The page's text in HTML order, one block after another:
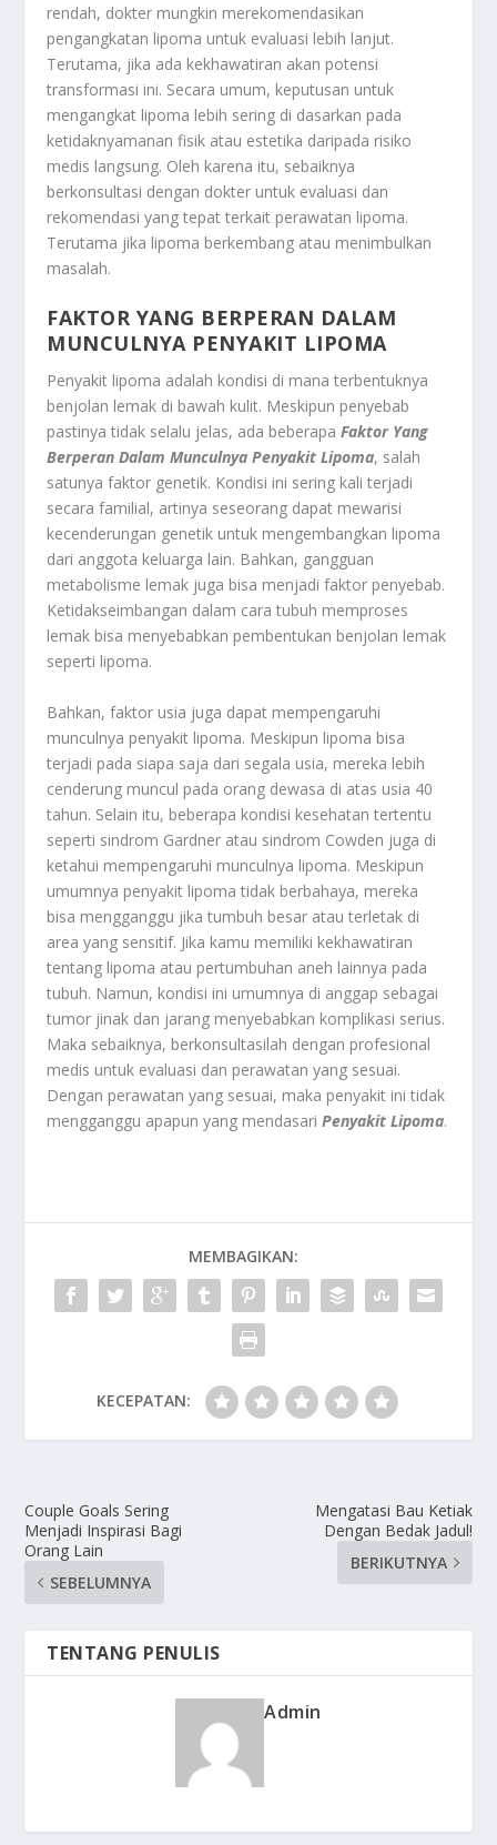
rendah, dokter mungkin merekomendasikan
pengangkatan lipoma untuk evaluasi lebih lanjut.
Terutama, jika ada kekhawatiran akan potensi
transformasi ini. Secara umum, keputusan untuk
mengangkat lipoma lebih sering di dasarkan pada
ketidaknyamanan fisik atau estetika daripada risiko
medis langsung. Oleh karena itu, sebaiknya
berkonsultasi dengan dokter untuk evaluasi dan
rekomendasi yang tepat terkait perawatan lipoma.
Terutama jika lipoma berkembang atau menimbulkan
masalah.
FAKTOR YANG BERPERAN DALAM
MUNCULNYA PENYAKIT LIPOMA
Penyakit lipoma adalah kondisi di mana terbentuknya
benjolan lemak di bawah kulit. Meskipun penyebab
pastinya tidak selalu jelas, ada beberapaFaktor Yang
Berperan Dalam Munculnya Penyakit Lipoma, salah
satunya faktor genetik. Kondisi ini sering kali terjadi
secara familial, artinya seseorang dapat mewarisi
kecenderungan genetik untuk mengembangkan lipoma
dari anggota keluarga lain. Bahkan, gangguan
metabolisme lemak juga bisa menjadi faktor penyebab.
Ketidakseimbangan dalam cara tubuh memproses
lemak bisa menyebabkan pembentukan benjolan lemak
seperti lipoma.
Bahkan, faktor usia juga dapat mempengaruhi
munculnya penyakit lipoma. Meskipun lipoma bisa
terjadi pada siapa saja dari segala usia, mereka lebih
cenderung muncul pada orang dewasa di atas usia 40
tahun. Selain itu, beberapa kondisi kesehatan tertentu
seperti sindrom Gardner atau sindrom Cowden juga di
ketahui mempengaruhi munculnya lipoma. Meskipun
umumnya penyakit lipoma tidak berbahaya, mereka
bisa mengganggu jika tumbuh besar atau terletak di
area yang sensitif. Jika kamu memiliki kekhawatiran
tentang lipoma atau pertumbuhan aneh lainnya pada
tubuh. Namun, kondisi ini umumnya di anggap sebagai
tumor jinak dan jarang menyebabkan komplikasi serius.
Maka sebaiknya, berkonsultasilah dengan profesional
medis untuk evaluasi dan perawatan yang sesuai.
Dengan perawatan yang sesuai, maka penyakit ini tidak
mengganggu apapun yang mendasariPenyakit Lipoma.
MEMBAGIKAN:
KECEPATAN:
Couple Goals Sering
Menjadi Inspirasi Bagi
Orang Lain
SEBELUMNYA
Mengatasi Bau Ketiak
Dengan Bedak Jadul!
BERIKUTNYA
TENTANG PENULIS
Admin